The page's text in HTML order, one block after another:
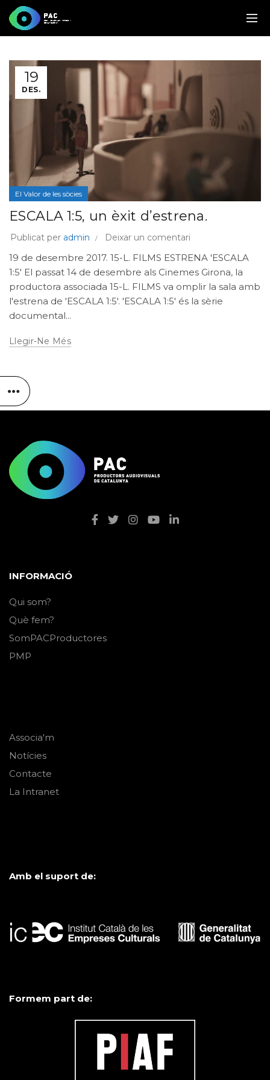
19
DES.
El Valor de les sòcies
ESCALA 1:5, un èxit d’estrena.
Publicat per admin Deixar un comentari
19 de desembre 2017. 15-L. FILMS ESTRENA 'ESCALA
1:5' El passat 14 de desembre als Cinemes Girona, la
productora associada 15-L. FILMS va omplir la sala amb
l'estrena de 'ESCALA 1:5'. 'ESCALA 1:5' és la sèrie
documental...
Llegir-Ne Més
INFORMACIÓ
Qui som?
Què fem?
SomPACProductores
PMP
Associa'm
Notícies
Contacte
La Intranet
Amb el suport de:
Formem part de: